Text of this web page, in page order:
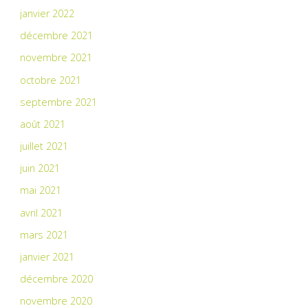
janvier 2022
décembre 2021
novembre 2021
octobre 2021
septembre 2021
août 2021
juillet 2021
juin 2021
mai 2021
avril 2021
mars 2021
janvier 2021
décembre 2020
novembre 2020